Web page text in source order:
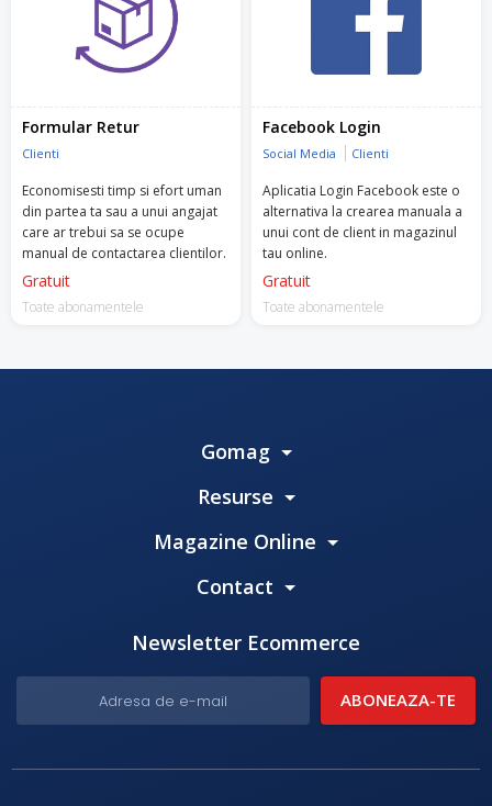
Formular Retur
Clienti
Economisesti timp si efort uman
din partea ta sau a unui angajat
care ar trebui sa se ocupe
manual de contactarea clientilor.
Gratuit
Toate abonamentele
Facebook Login
Social Media Clienti
Aplicatia Login Facebook este o
alternativa la crearea manuala a
unui cont de client in magazinul
tau online.
Gratuit
Toate abonamentele
Gomag
Resurse
Magazine Online
Contact
Newsletter Ecommerce